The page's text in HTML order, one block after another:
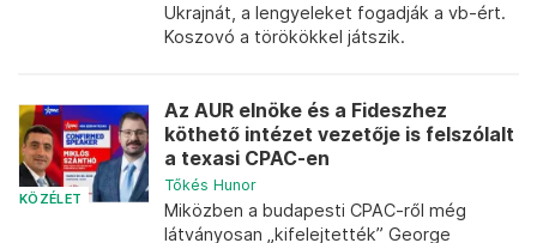
Ukrajnát, a lengyeleket fogadják a vb-ért.
Koszovó a törökökkel játszik.
KÖZÉLET
Az AUR elnöke és a Fideszhez
köthető intézet vezetője is felszólalt
a texasi CPAC-en
Tőkés Hunor
Miközben a budapesti CPAC-ről még
látványosan „kifelejtették” George